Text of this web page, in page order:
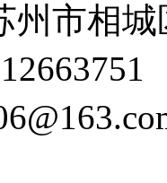
州市相